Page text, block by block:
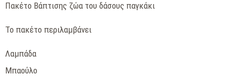
Πακέτο Βάπτισης ζώα του δάσους παγκάκι
Το πακέτο περιλαμβάνει
Λαμπάδα
Μπαούλο